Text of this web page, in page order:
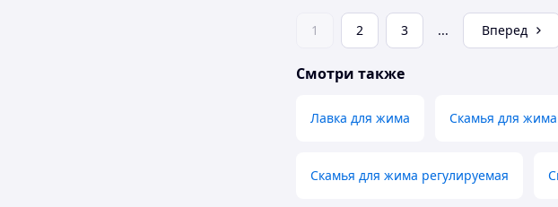
1 2 3 ... Вперед
Смотри также
Лавка для жима Скамья для жима
Скамья для жима регулируемая